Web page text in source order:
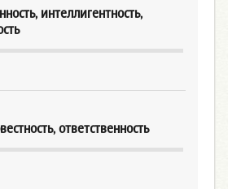
интеллигентность,
ответственность